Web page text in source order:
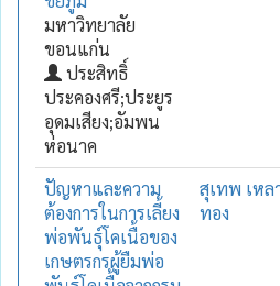
มหาวิทยาลัย
ขอนแก่น
ประสิทธิ์
ประคองศรี;ประยูร
อุดมเสียง;อัมพน
ห่อนาค
ปัญหาและความ
ต้องการในการเลี้ยง
พ่อพันธุ์โคเนื้อของ
เกษตรกรผู้ยืมพ่อ
สุเทพ เหล
ทอง